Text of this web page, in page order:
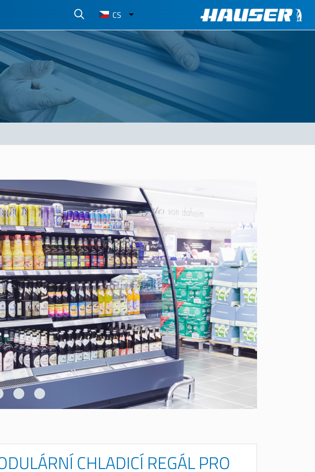
Select
your
language
CS
CHLADICÍ REGÁL PRO